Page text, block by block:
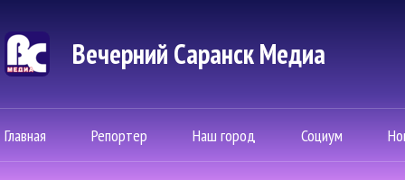
Вечерний Саранск Mедиа
Главная Репортер Наш город Социум